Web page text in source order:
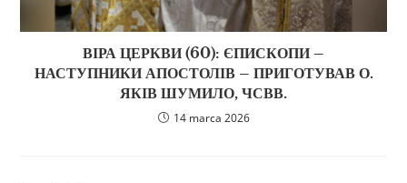
ВІРА ЦЕРКВИ (60): ЄПИСКОПИ –
НАСТУПНИКИ АПОСТОЛІВ – ПРИГОТУВАВ О.
ЯКІВ ШУМИЛО, ЧСВВ.
14 marca 2026